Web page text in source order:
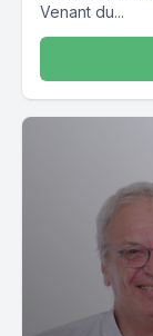
Venant du...